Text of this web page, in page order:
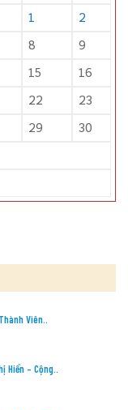
1
2
8
9
15
16
22
23
29
30
Viên..
Hiển – Cộng..